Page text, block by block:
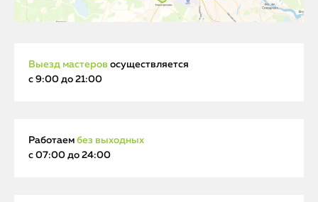
Выезд мастеров осуществляется
с 9:00 до 21:00
Работаем без выходных
с 07:00 до 24:00